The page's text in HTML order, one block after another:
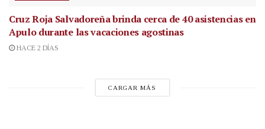
Cruz Roja Salvadoreña brinda cerca de 40 asistencias en
Apulo durante las vacaciones agostinas
HACE 2 DÍAS
CARGAR MÁS